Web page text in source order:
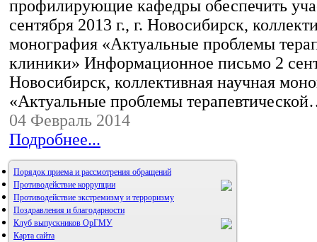
профилирующие кафедры обеспечить
сентября 2013 г., г. Новосибирск,
монография «Актуальные проблемы
клиники» Информационное письмо 2
Новосибирск, коллективная научная
«Актуальные проблемы
04 Февраль 2014
Подробнее...
Порядок приема и рассмотрения обращений
Противодействие коррупции
Противодействие экстремизму и терроризму
Поздравления и благодарности
Клуб выпускников ОрГМУ
Карта сайта